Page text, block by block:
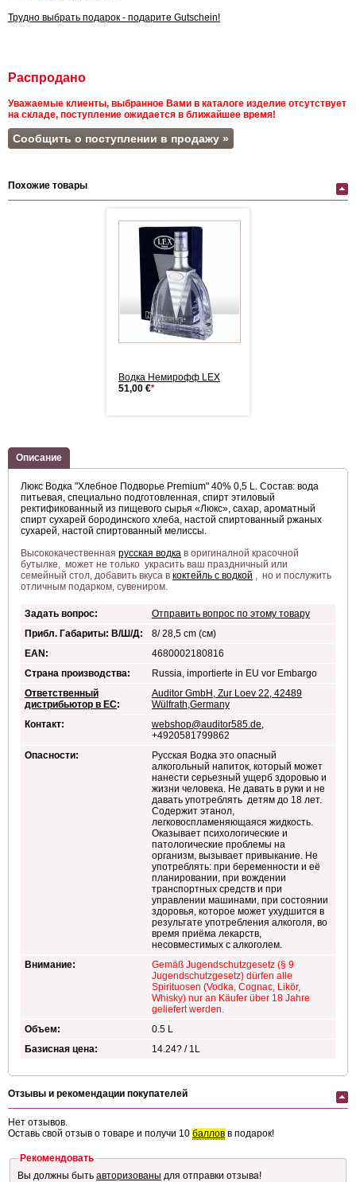
Трудно выбрать подарок - подарите Gutschein!
Распродано
Уважаемые клиенты, выбранное Вами в каталоге изделие отсутствует
на складе, поступление ожидается в ближайшее время!
Сообщить о поступлении в продажу »
Похожие товары
Водка Немирофф LEX
51,00 €*
LEX
Описание
Люкс Водка "Хлебное Подворье Premium" 40% 0,5 L. Состав: вода
питьевая, специально подготовленная, спирт этиловый
ректификованный из пищевого сырья «Люкс», сахар, ароматный
спирт сухарей бородинского хлеба, настой спиртованный ржаных
сухарей, настой спиртованный мелиссы.
Высококачественная русская водка в оригиналной красочной
бутылке, может не только украсить ваш праздничный или
семейный стол, добавить вкуса в коктейль с водкой , но и послужить
отличным подарком, сувениром.
Задать вопрос:
Отправить вопрос по этому товару
Прибл. Габариты: В/Ш/Д:
8/ 28,5 cm (см)
EAN:
4680002180816
Страна производства:
Russia, importierte in EU vor Embargo
Ответственный
дистрибьютор в ЕС:
Auditor GmbH, Zur Loev 22, 42489
Wülfrath,Germany
Контакт:
webshop@auditor585.de,
+4920581799862
Опасности:
Русская Водка это опасный
алкогольный напиток, который может
нанести серьезный ущерб здоровью и
жизни человека. Не давать в руки и не
давать употреблять детям до 18 лет.
Содержит этанол,
легковоспламеняющаяся жидкость.
Оказывает психологические и
патологические проблемы на
организм, вызывает привыкание. Не
употреблять: при беременности и её
планировании, при вождении
транспортных средств и при
управлении машинами, при состоянии
здоровья, которое может ухудшится в
результате употребления алкоголя, во
время приёма лекарств,
несовместимых с алкоголем.
Внимание:
Gemäß Jugendschutzgesetz (§ 9
Jugendschutzgesetz) dürfen alle
Spirituosen (Vodka, Cognac, Likör,
Whisky) nur an Käufer über 18 Jahre
geliefert werden.
Объем:
0.5 L
Базисная цена:
14.24? / 1L
Отзывы и рекомендации покупателей
Нет отзывов.
Оставь свой отзыв о товаре и получи 10 баллов в подарок!
Рекомендовать
Вы должны быть авторизованы для отправки отзыва!